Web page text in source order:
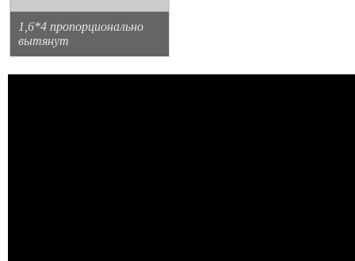
1,6*4 пропорционально
вытянут